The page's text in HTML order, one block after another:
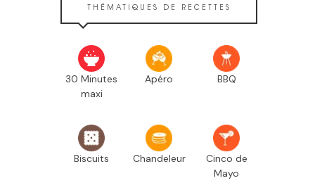
THÉMATIQUES DE RECETTES
30 Minutes
maxi
Apéro BBQ
Biscuits Chandeleur
Cinco de
Mayo